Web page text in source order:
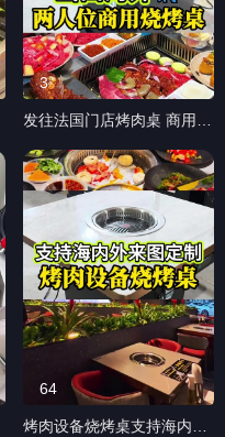
3
发往法国门店烤肉桌 商用烧
椅烧烤桌子。 两人位定制
款，烤炉可调节功率，风机
日常维护简单，通电即用。
源头工厂，支持全球餐饮工
程定制。 #无烟烧烤桌 #烤
肉桌 #岩板餐桌 #餐饮家具
#无烟烧烤炉
64
烤肉设备烧烤桌支持海内外